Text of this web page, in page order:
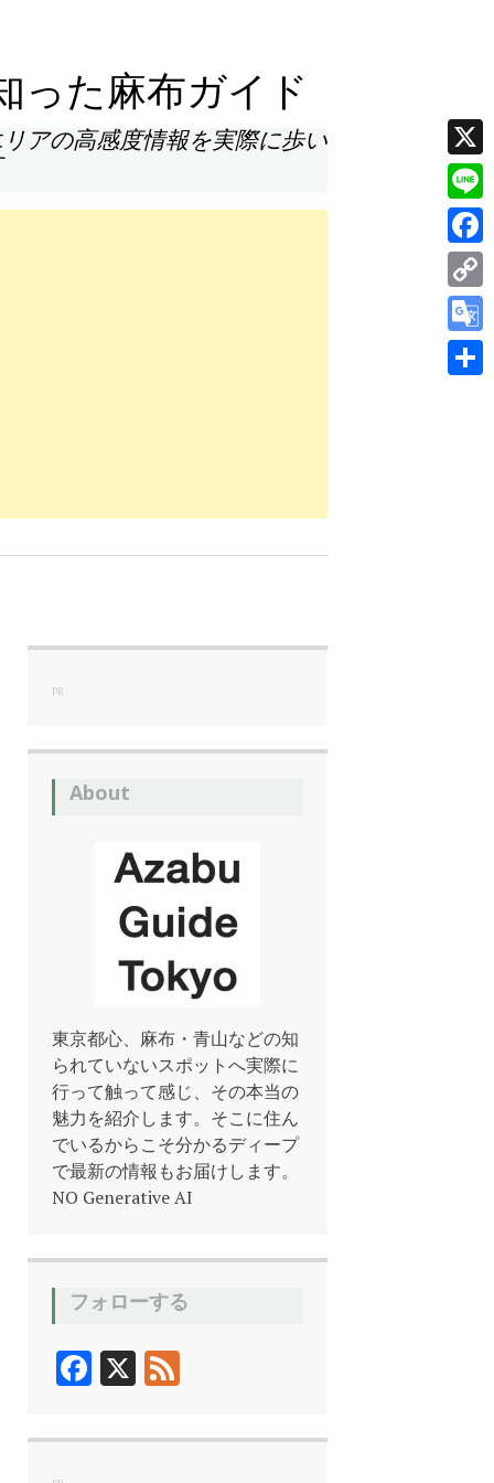
った麻布ガイド
アの高感度情報を実際に歩い
PR
About
東京都心、麻布・青山などの知
られていないスポットへ実際に
行って触って感じ、その本当の
魅力を紹介します。そこに住ん
でいるからこそ分かるディープ
で最新の情報もお届けします。
NO Generative AI
フォローする
F
e
X
d
X
Line
Link